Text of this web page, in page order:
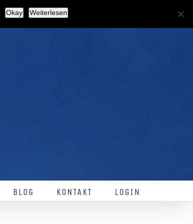
Facebook
BLOG KONTAKT LOGIN
Okay Weiterlesen